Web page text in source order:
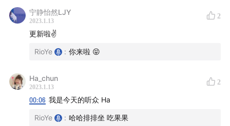
也很开心，在这期中我们有机会更详细地聊起了「地球频
率」这个话题。地球频率的加速变化，让很多事情都以史
无前例的速度在加速。如果我们不透过改变自己来跟上频
率的变化，「摩擦力」会让你感觉很难受。透过改变饮
用更开放的观念来看待这些原来我们以为很熟悉很了解的
事物，慢慢地「心」就会打开。
感谢杨定一博士的书籍带给我们很多成长
宁静怡然LJY
2023.1.13
2
更新啦✌️
RioYe : 你来啦 😝
Ha_chun
2023.1.13
2
00:06 我是今天的听众 Ha
RioYe : 哈哈排排坐 吃果果